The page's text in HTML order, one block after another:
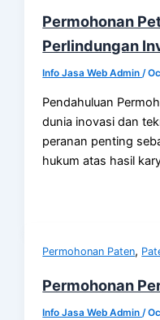
Permohonan
Perlindungan
Info Jasa Web Admin/
Pendahuluan
dunia inovasi dan
peranan penting
hukum atas hasil
Permohonan Paten,
Permohonan
Info Jasa Web Admin/